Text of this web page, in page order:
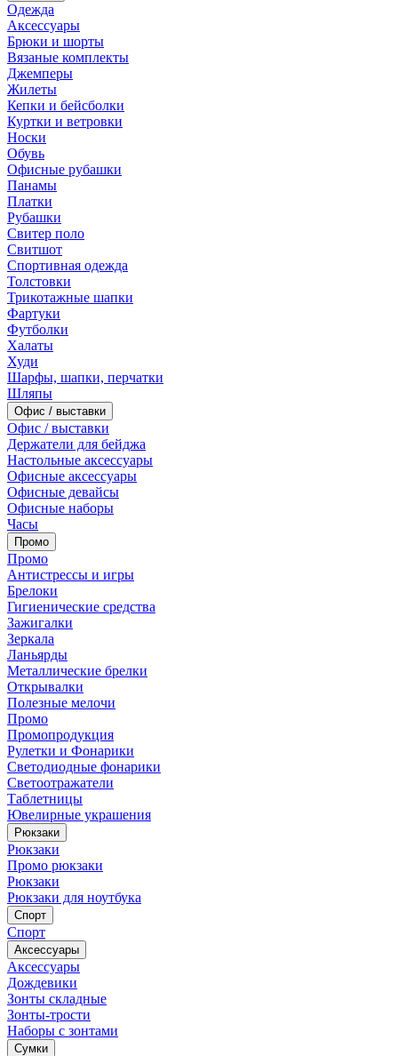
Одежда
Аксессуары
Брюки и шорты
Вязаные комплекты
Джемперы
Жилеты
Кепки и бейсболки
Куртки и ветровки
Носки
Обувь
Офисные рубашки
Панамы
Платки
Рубашки
Свитер поло
Свитшот
Спортивная одежда
Толстовки
Трикотажные шапки
Фартуки
Футболки
Халаты
Худи
Шарфы, шапки, перчатки
Шляпы
Офис / выставки
Офис / выставки
Держатели для бейджа
Настольные аксессуары
Офисные аксессуары
Офисные девайсы
Офисные наборы
Часы
Промо
Промо
Антистрессы и игры
Брелоки
Гигиенические средства
Зажигалки
Зеркала
Ланьярды
Металлические брелки
Открывалки
Полезные мелочи
Промо
Промопродукция
Рулетки и Фонарики
Светодиодные фонарики
Светоотражатели
Таблетницы
Ювелирные украшения
Рюкзаки
Рюкзаки
Промо рюкзаки
Рюкзаки
Рюкзаки для ноутбука
Спорт
Спорт
Аксессуары
Аксессуары
Дождевики
Зонты складные
Зонты-трости
Наборы с зонтами
Сумки